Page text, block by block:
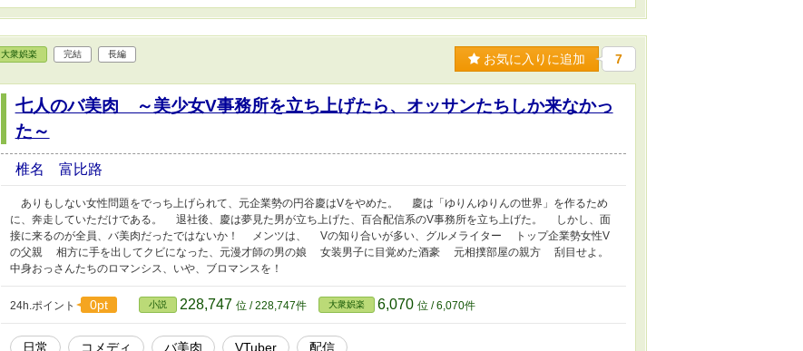
大衆娯楽 完結 長編 お気に入りに追加 7
七人のバ美肉 ～美少女V事務所を立ち上げたら、オッサンたちしか来なかっ
た～
椎名 富比路
ありもしない女性問題をでっち上げられて、元企業勢の円谷慶はVをやめた。 慶は「ゆりんゆりんの世界」を作るため
に、奔走していただけである。 退社後、慶は夢見た男が立ち上げた、百合配信系のV事務所を立ち上げた。 しかし、面
接に来るのが全員、バ美肉だったではないか！ メンツは、 Vの知り合いが多い、グルメライター トップ企業勢女性V
の父親 相方に手を出してクビになった、元漫才師の男の娘 女装男子に目覚めた酒豪 元相撲部屋の親方 刮目せよ。
中身おっさんたちのロマンシス、いや、ブロマンスを！
24h.ポイント 0pt 小説 228,747 位 / 228,747件 大衆娯楽 6,070 位 / 6,070件
日常 コメディ バ美肉 VTuber 配信